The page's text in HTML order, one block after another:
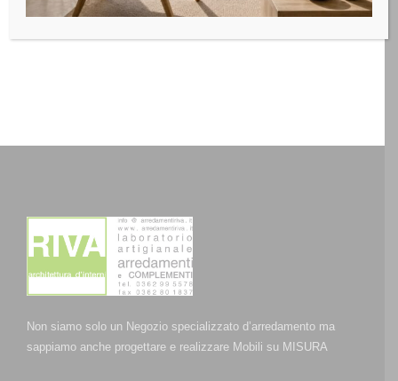
Non siamo solo un Negozio specializzato d’arredamento ma
sappiamo anche progettare e realizzare Mobili su MISURA